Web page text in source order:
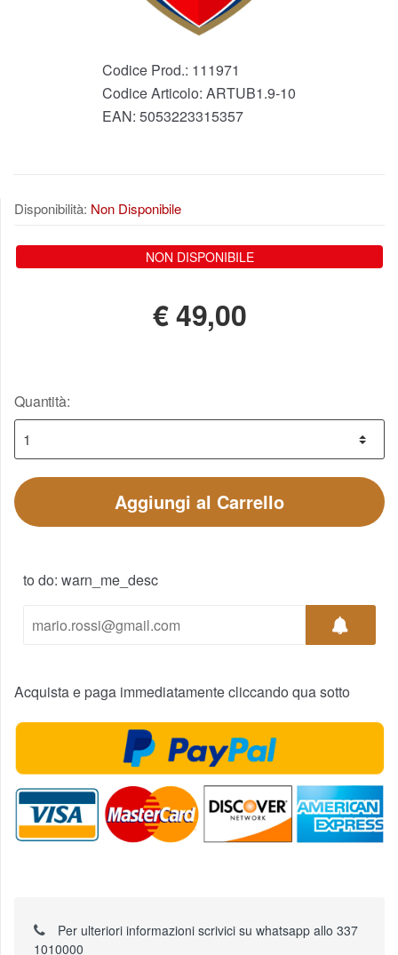
Codice Prod.: 111971
Codice Articolo: ARTUB1.9-10
EAN: 5053223315357
Disponibilità: Non Disponibile
NON DISPONIBILE
€49,00
Quantità:
Aggiungi al Carrello
to do: warn_me_desc
Acquista e paga immediatamente cliccando qua sotto
Per ulteriori informazioni scrivici su whatsapp allo 337
1010000